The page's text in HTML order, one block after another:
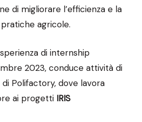
di migliorare l’efficienza e la
agricole.
di internship
2023, conduce attività di
Polifactory, dove lavora
ai progetti IRIS